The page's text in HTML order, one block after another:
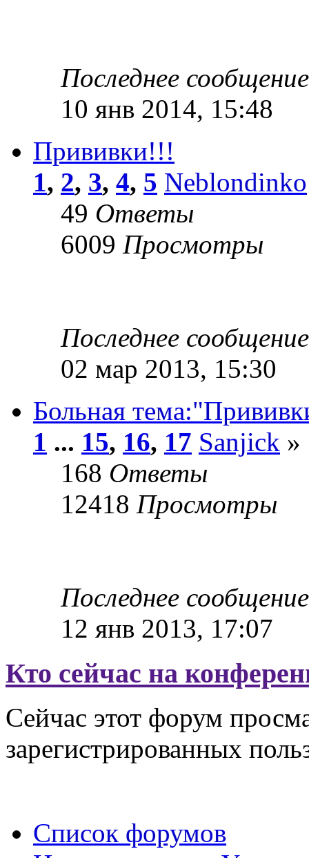
Последнее
10 янв 2014, 15:48
Прививки!!!
1, 2, 3, 4, 5 Neblondinko
49 Ответы
6009 Просмотры
Последнее
02 мар 2013, 15:30
Больная
1 ... 15, 16, 17 Sanjick »
168 Ответы
12418 Просмотры
Последнее
12 янв 2013, 17:07
Кто сейчас на
Сейчас этот форум
зарегистрированных
Список форумов